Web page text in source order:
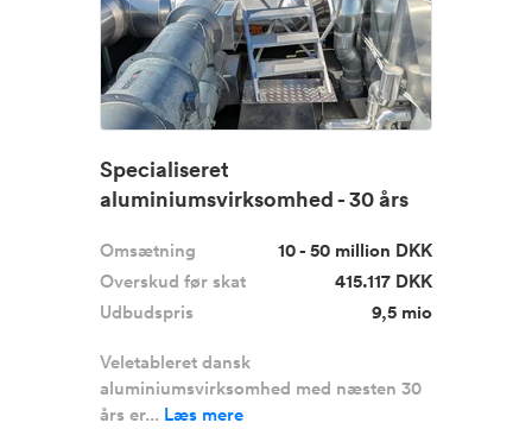
Specialiseret
aluminiumsvirksomhed - 30 års
Omsætning
10 - 50 million DKK
Overskud før skat
415.117 DKK
Udbudspris
9,5 mio
Veletableret dansk
aluminiumsvirksomhed med næsten 30
års er... Læs mere